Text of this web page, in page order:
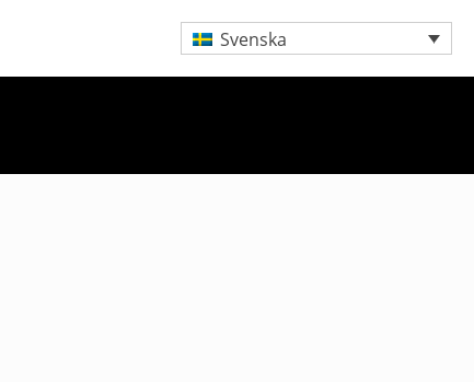
Svenska